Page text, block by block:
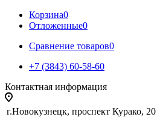
Корзина0
Отложенные0
Сравнение товаров0
+7 (3843) 60-58-60
Контактная информация
г.Новокузнецк, проспект Курако, 20